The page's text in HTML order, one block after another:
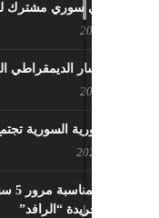
لقاء تركي سوري مشترك
حزب اليسار الديمقراطي
القوى الثورية السورية
تأسيس جريدة “الرافد”